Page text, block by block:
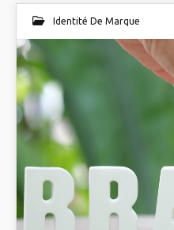
Identité De Marque